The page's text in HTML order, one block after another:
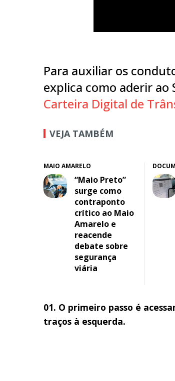
Para auxiliar os
explica como aderir ao
Carteira Digital de
VEJA TAMBÉM
MAIO AMARELO
“Maio Preto”
surge como
contraponto
crítico ao Maio
Amarelo e
reacende
debate sobre
segurança
viária
01. O primeiro passo é
traços à esquerda.